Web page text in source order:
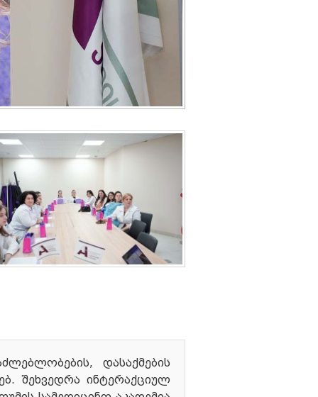
დასაქმების
შეხვედრა ინტერაქციულ